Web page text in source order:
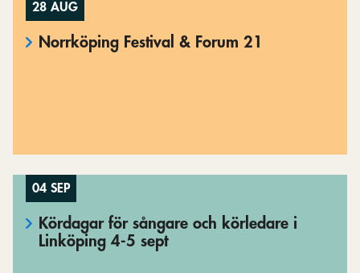
28 AUG
Norrköping Festival & Forum 21
04 SEP
Kördagar för sångare och körledare i
Linköping 4-5 sept